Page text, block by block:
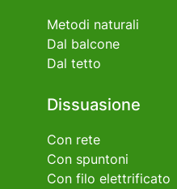
Metodi naturali
Dal balcone
Dal tetto
Dissuasione
Con rete
Con spuntoni
Con filo elettrificato